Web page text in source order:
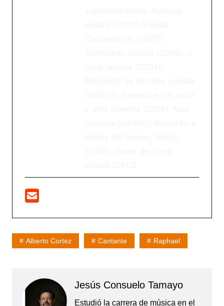
Alberto Cortez Cantante Raphael
Jesús Consuelo Tamayo
Estudió la carrera de música en el